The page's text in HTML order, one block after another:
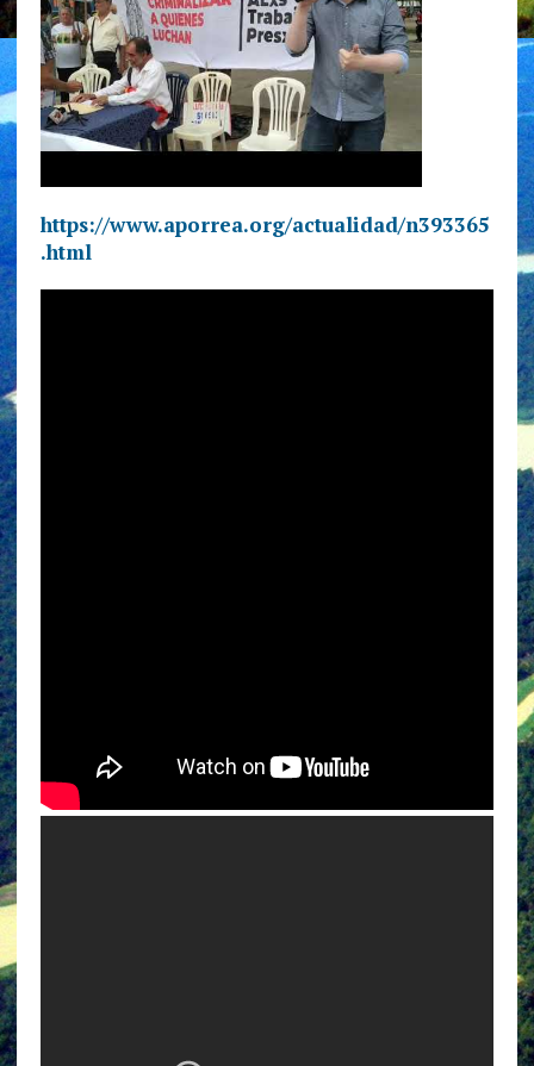
https://www.aporrea.org/actualidad/n393365
.html